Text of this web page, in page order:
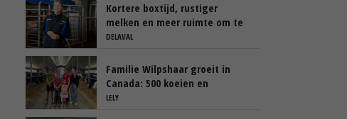
Kortere boxtijd, rustiger
melken en meer ruimte om te
blijven weiden
DELAVAL
Familie Wilpshaar groeit in
Canada: 500 koeien en
robotmelken
LELY